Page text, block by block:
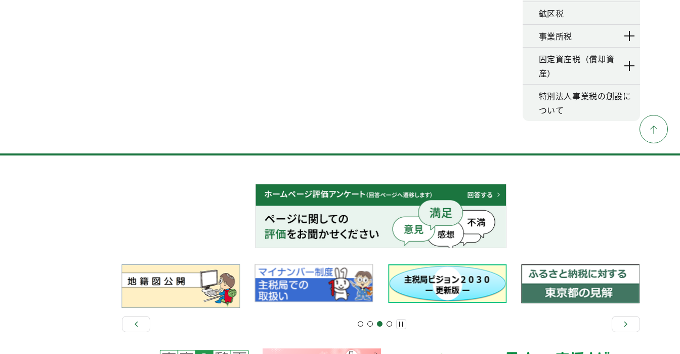
鉱区税
事業所税
固定資産税（償却資
産）
特別法人事業税の創設に
ついて